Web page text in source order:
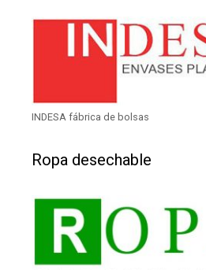
INDESA fábrica de bolsas
Ropa desechable